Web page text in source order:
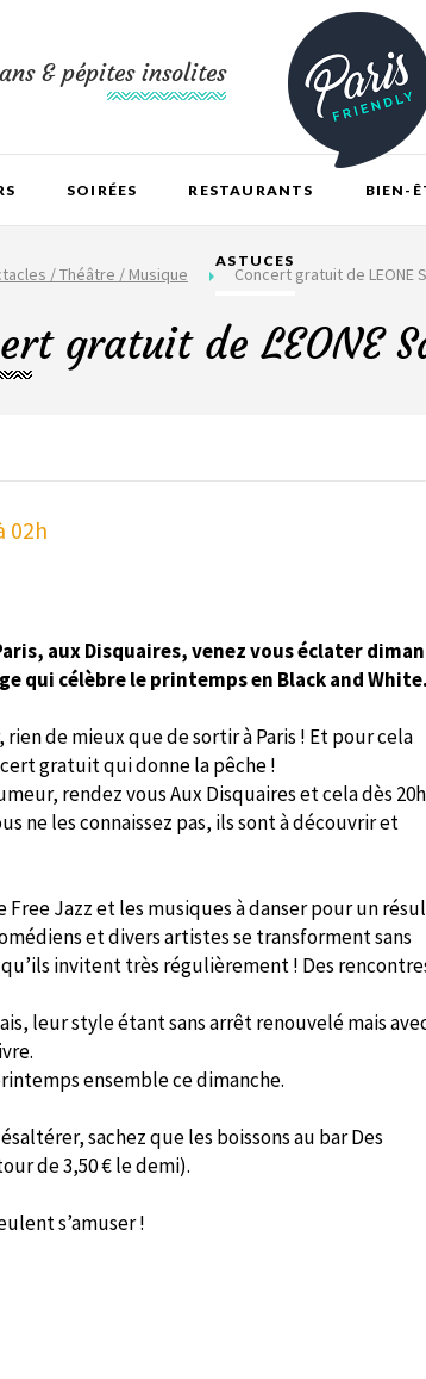
& pépites insolites
SOIRÉES RESTAURANTS BIEN-
ASTUCES
/ Théâtre / Musique Concert gratuit de LEONE
gratuit de LEONE
02h
aux Disquaires, venez vous éclater
qui célèbre le printemps en Black and White.
de mieux que de sortir à Paris ! Et pour cela
gratuit qui donne la pêche !
rendez vous Aux Disquaires et cela dès 20h
ne les connaissez pas, ils sont à découvrir et
Free Jazz et les musiques à danser pour un
et divers artistes se transforment sans
invitent très régulièrement ! Des
leur style étant sans arrêt renouvelé mais
ensemble ce dimanche.
sachez que les boissons au bar Des
de 3,50 € le demi).
s’amuser !